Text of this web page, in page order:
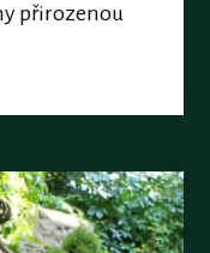
přirozenou